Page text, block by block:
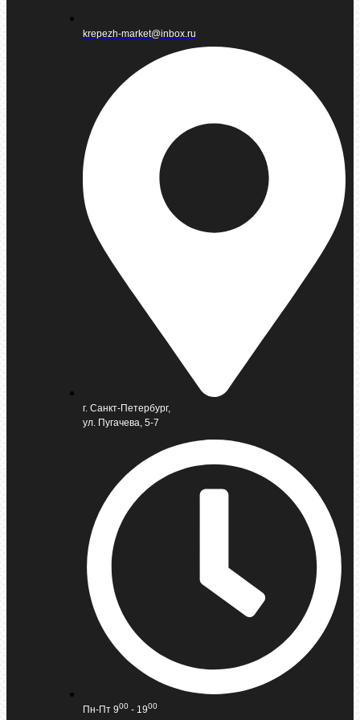
krepezh-market@inbox.ru
г. Санкт-Петербург,
ул. Пугачева, 5-7
Пн-Пт 900 - 1900